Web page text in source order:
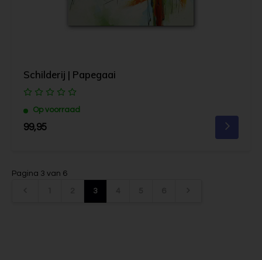
Schilderij | Papegaai
Op voorraad
99,95
Pagina 3 van 6
3